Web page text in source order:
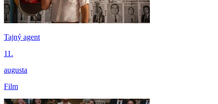
Tajný agent
11.
augusta
Film